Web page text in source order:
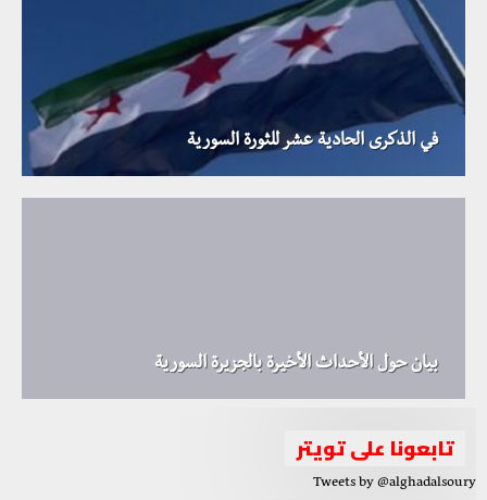
في الذكرى الحادية عشر للثورة السورية
بيان حول الأحداث الأخيرة بالجزيرة السورية
تابعونا على تويتر
Tweets by @alghadalsoury